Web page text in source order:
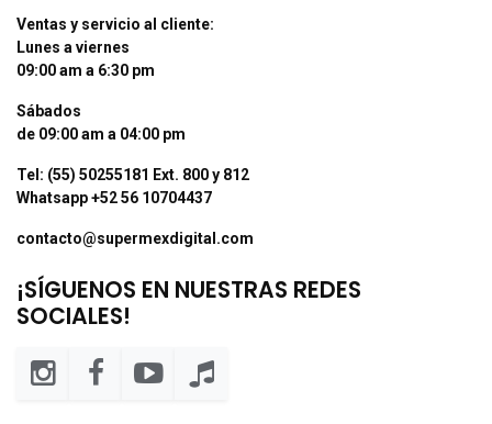
Ventas y servicio al cliente:
Lunes a viernes
09:00 am a 6:30 pm
Sábados
de 09:00 am a 04:00 pm
Tel: (55) 50255181 Ext. 800 y 812
Whatsapp +52 56 10704437
contacto@supermexdigital.com
¡SÍGUENOS EN NUESTRAS REDES
SOCIALES!